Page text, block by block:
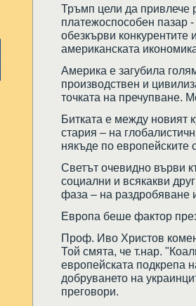
Тръмп цели да привлече
платежоспособен пазар
обезкърви
американската
Америка е загубила
производствен и
точката на пречупване.
Битката е между новият
стария – на
някъде по европейските
Светът очевидно върви
социални и всякакви
фаза – на раздробяване
Европа беше фактор
Проф. Иво Христов
Той смята, че т.нар.
европейската подкрепа
добруването на
преговори.